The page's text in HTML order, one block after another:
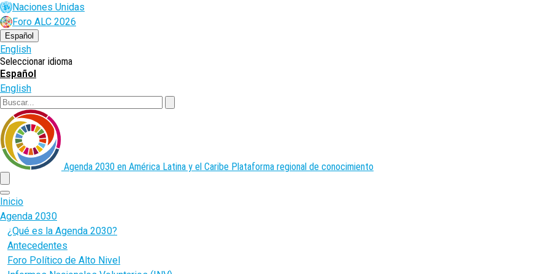
Pasar
al
contenido
principal
Naciones Unidas
Foro ALC 2026
Español
English
Seleccionar idioma
Español
English
Agenda 2030 en América Latina y el Caribe Plataforma regional de conocimiento
menu
Inicio
Agenda 2030
¿Qué es la Agenda 2030?
Antecedentes
Foro Político de Alto Nivel